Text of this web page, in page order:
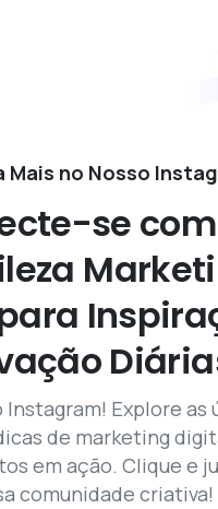
Mais no Nosso
se com
Instagram! Explore as
de marketing
em ação. Clique e
comunidade criativa!